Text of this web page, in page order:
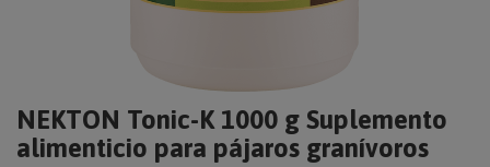
NEKTON Tonic-K 1000 g Suplemento
alimenticio para pájaros granívoros